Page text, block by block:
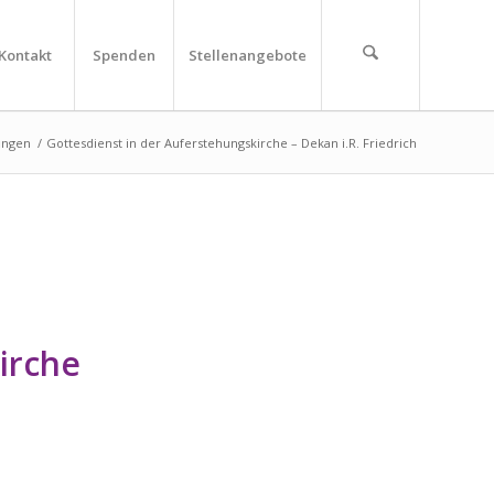
Kontakt Spenden Stellenangebote
/ Gottesdienst in der Auferstehungskirche – Dekan i.R. Friedrich